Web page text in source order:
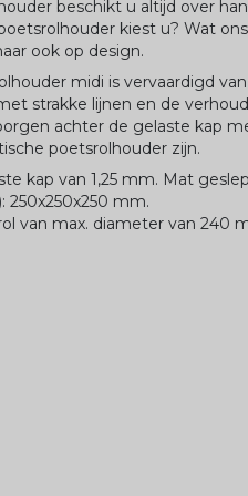
beschikt u altijd over
kiest u? Wat
ook op design.
midi is vervaardigd
strakke lijnen en de
achter de gelaste kap
poetsrolhouder zijn.
kap van 1,25 mm. Mat
250x250x250 mm.
van max. diameter van 240